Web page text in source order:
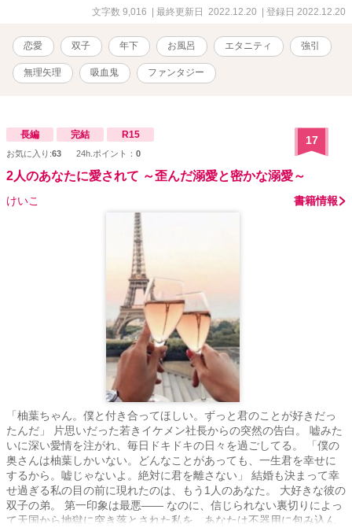
文字数 9,016 | 最終更新日 2022.12.20 | 登録日 2022.12.20
恋愛 双子 年下 お風呂 エタニティ 強引
無理矢理 吸血鬼 ファンタジー
長編 完結 R15
お気に入り:63 24h.ポイント： 0
17
2人のあなたに愛されて ～歪んだ溺愛と密かな溺愛～
けいこ 書籍情報
「柚葉ちゃん。僕と付き合ってほしい。ずっと君のことが好きだっ
たんだ」 片思いだった若きイケメン社長からの突然の告白。 嘘みた
いに深い愛情を注がれ、毎日ドキドキの日々を過ごしてる。 「僕の
奥さんは柚葉しかいない。どんなことがあっても、一生君を幸せに
するから。嘘じゃないよ。絶対に君を離さない」 結婚も決まって幸
せ過ぎる私の目の前に現れたのは、もう1人のあなた。 大好きな彼の
双子の弟。 第一印象は最悪―― なのに、信じられない裏切りによっ
て天国から地獄に突き落とされた私を、あなたは不器用に包み込ん